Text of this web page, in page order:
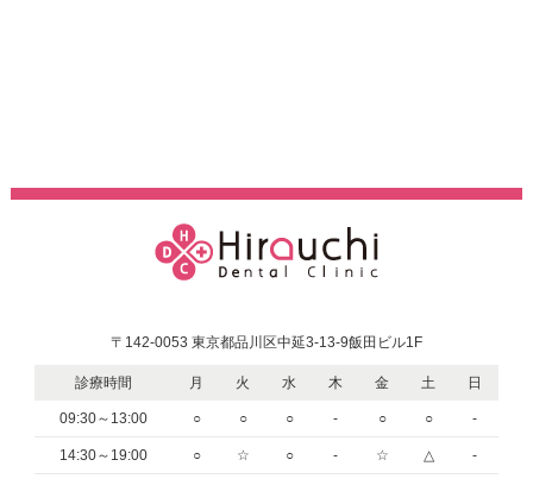
〒142-0053 東京都品川区中延3-13-9飯田ビル1F
診療時間 月 火 水 木 金 土 日
09:30～13:00 ○ ○ ○ - ○ ○ -
14:30～19:00 ○ ☆ ○ - ☆ △ -